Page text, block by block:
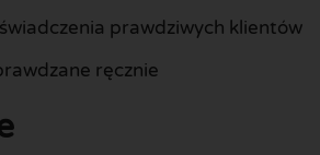
prawdziwych klientów
ręcznie